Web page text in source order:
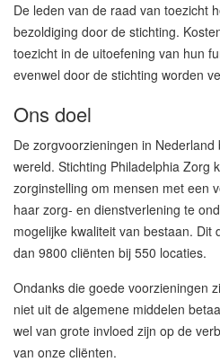
De leden van de raad van toezicht
bezoldiging door de stichting.
toezicht in de uitoefening van hun
evenwel door de stichting worden
Ons doel
De zorgvoorzieningen in
wereld. Stichting Philadelphia Zorg
zorginstelling om mensen met een
haar zorg- en dienstverlening te
mogelijke kwaliteit van bestaan. Dit
dan 9800 cliënten bij 550 locaties.
Ondanks die goede voorzieningen
niet uit de algemene middelen
wel van grote invloed zijn op de
van onze cliënten.